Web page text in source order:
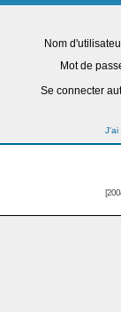
Nom
Mot de
Se connecter
J'ai